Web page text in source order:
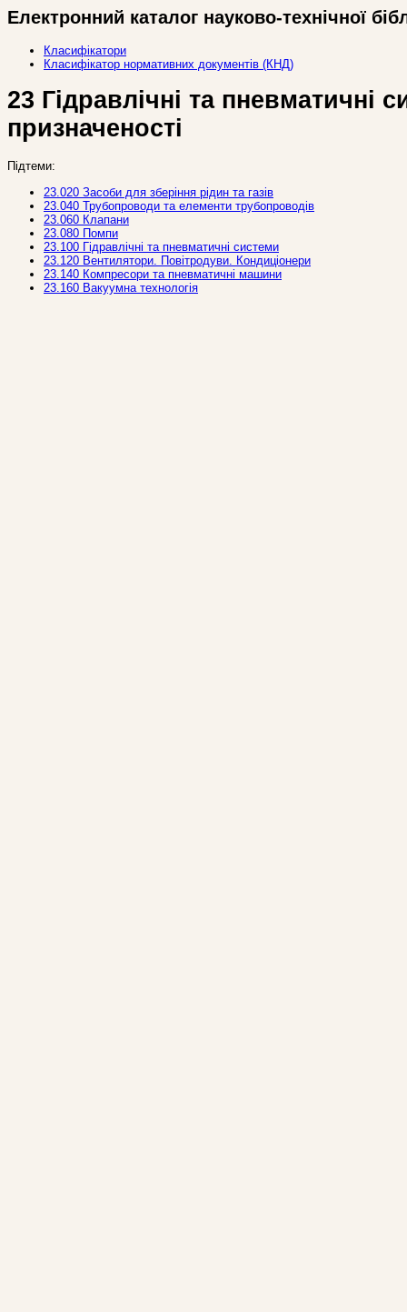
Електронний каталог науково-технічної
Класифікатори
Класифікатор нормативних документів (КНД)
23 Гідравлічні та пневматичні
призначеності
Підтеми:
23.020 Засоби для зберіння рідин та газів
23.040 Трубопроводи та елементи трубопроводів
23.060 Клапани
23.080 Помпи
23.100 Гідравлічні та пневматичні системи
23.120 Вентилятори. Повітродуви. Кондиціонери
23.140 Компресори та пневматичні машини
23.160 Вакуумна технологія